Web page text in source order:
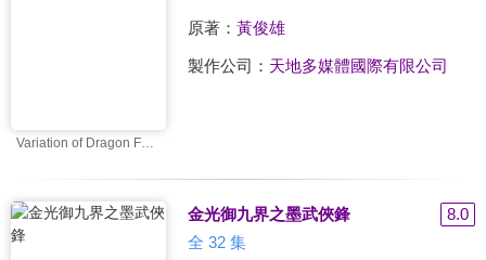
原著： 黃俊雄
製作公司： 天地多媒體國際有限公司
金光御九界之墨武俠鋒
8.0
全 32 集